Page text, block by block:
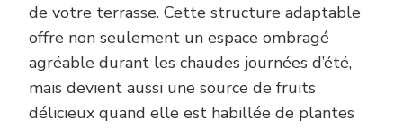
de votre terrasse. Cette structure adaptable
offre non seulement un espace ombragé
agréable durant les chaudes journées d’été,
mais devient aussi une source de fruits
délicieux quand elle est habillée de plantes